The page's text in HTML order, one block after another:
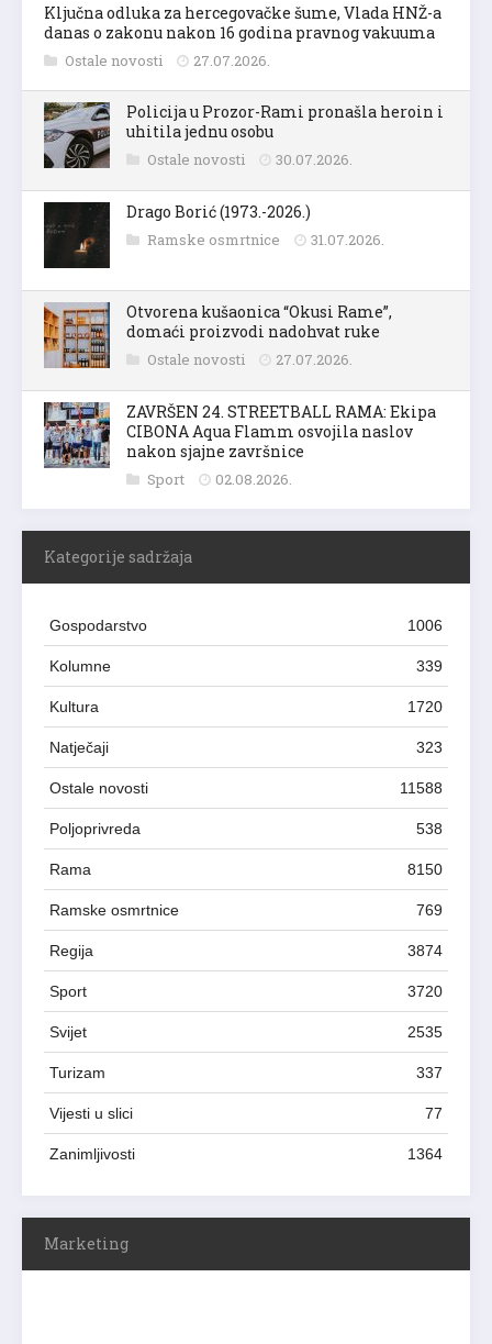
Ključna odluka za hercegovačke šume, Vlada HNŽ-a
danas o zakonu nakon 16 godina pravnog vakuuma
Ostale novosti 27.07.2026.
Policija u Prozor-Rami pronašla heroin i
uhitila jednu osobu
Ostale novosti 30.07.2026.
Drago Borić (1973.-2026.)
Ramske osmrtnice 31.07.2026.
Otvorena kušaonica “Okusi Rame”,
domaći proizvodi nadohvat ruke
Ostale novosti 27.07.2026.
ZAVRŠEN 24. STREETBALL RAMA: Ekipa
CIBONA Aqua Flamm osvojila naslov
nakon sjajne završnice
Sport 02.08.2026.
Kategorije sadržaja
Gospodarstvo 1006
Kolumne 339
Kultura 1720
Natječaji 323
Ostale novosti 11588
Poljoprivreda 538
Rama 8150
Ramske osmrtnice 769
Regija 3874
Sport 3720
Svijet 2535
Turizam 337
Vijesti u slici 77
Zanimljivosti 1364
Marketing